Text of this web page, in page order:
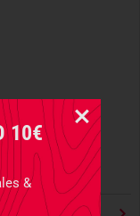
10€
&